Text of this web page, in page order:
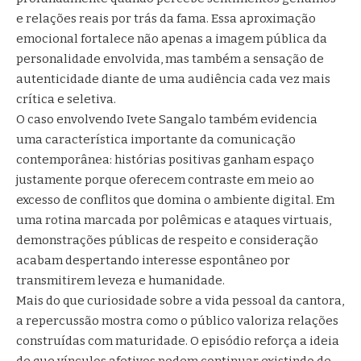
e relações reais por trás da fama. Essa aproximação
emocional fortalece não apenas a imagem pública da
personalidade envolvida, mas também a sensação de
autenticidade diante de uma audiência cada vez mais
crítica e seletiva.
O caso envolvendo Ivete Sangalo também evidencia
uma característica importante da comunicação
contemporânea: histórias positivas ganham espaço
justamente porque oferecem contraste em meio ao
excesso de conflitos que domina o ambiente digital. Em
uma rotina marcada por polêmicas e ataques virtuais,
demonstrações públicas de respeito e consideração
acabam despertando interesse espontâneo por
transmitirem leveza e humanidade.
Mais do que curiosidade sobre a vida pessoal da cantora,
a repercussão mostra como o público valoriza relações
construídas com maturidade. O episódio reforça a ideia